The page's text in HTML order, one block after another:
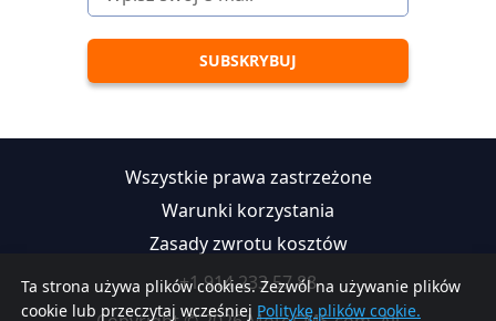
Ta strona używa plików cookies. Zezwól na używanie plików
cookie lub przeczytaj wcześniej Politykę plików cookie.
Wszystkie prawa zastrzeżone
Warunki korzystania
Zasady zwrotu kosztów
+1 914 233 57 88